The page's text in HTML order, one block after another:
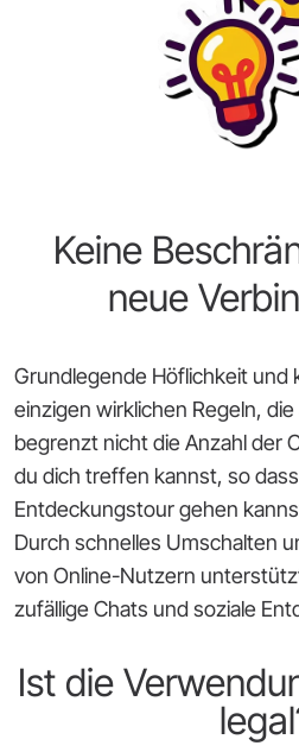
Keine
neue
Grundlegende Höflichkeit und
einzigen wirklichen Regeln,
begrenzt nicht die Anzahl der
du dich treffen kannst, so
Entdeckungstour gehen
Durch schnelles Umschalten
von Online-Nutzern
zufällige Chats und soziale
Ist die